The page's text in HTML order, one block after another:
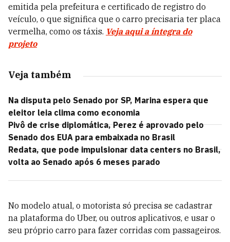
emitida pela prefeitura e certificado de registro do
veículo, o que significa que o carro precisaria ter placa
vermelha, como os táxis. Veja aqui a íntegra do
projeto
Veja também
Na disputa pelo Senado por SP, Marina espera que
eleitor leia clima como economia
Pivô de crise diplomática, Perez é aprovado pelo
Senado dos EUA para embaixada no Brasil
Redata, que pode impulsionar data centers no Brasil,
volta ao Senado após 6 meses parado
No modelo atual, o motorista só precisa se cadastrar
na plataforma do Uber, ou outros aplicativos, e usar o
seu próprio carro para fazer corridas com passageiros.